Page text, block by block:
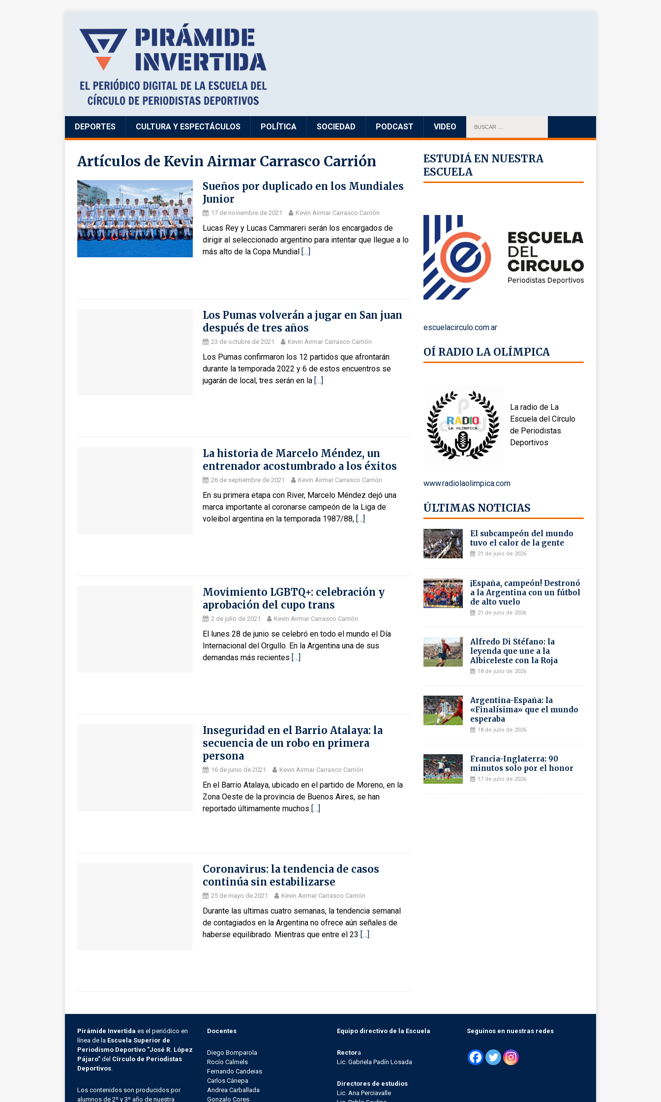
DEPORTES CULTURA Y ESPECTÁCULOS POLÍTICA SOCIEDAD PODCAST VIDEO
Artículos de Kevin Airmar Carrasco Carrión
Sueños por duplicado en los Mundiales
Junior
17 de noviembre de 2021 Kevin Airmar Carrasco Carrión
Lucas Rey y Lucas Cammareri serán los encargados de
dirigir al seleccionado argentino para intentar que llegue a lo
más alto de la Copa Mundial […]
Los Pumas volverán a jugar en San juan
después de tres años
23 de octubre de 2021 Kevin Airmar Carrasco Carrión
Los Pumas confirmaron los 12 partidos que afrontarán
durante la temporada 2022 y 6 de estos encuentros se
jugarán de local, tres serán en la […]
La historia de Marcelo Méndez, un
entrenador acostumbrado a los éxitos
26 de septiembre de 2021 Kevin Airmar Carrasco Carrión
En su primera etapa con River, Marcelo Méndez dejó una
marca importante al coronarse campeón de la Liga de
voleibol argentina en la temporada 1987/88, […]
Movimiento LGBTQ+: celebración y
aprobación del cupo trans
2 de julio de 2021 Kevin Airmar Carrasco Carrión
El lunes 28 de junio se celebró en todo el mundo el Día
Internacional del Orgullo. En la Argentina una de sus
demandas más recientes […]
Inseguridad en el Barrio Atalaya: la
secuencia de un robo en primera
persona
16 de junio de 2021 Kevin Airmar Carrasco Carrión
En el Barrio Atalaya, ubicado en el partido de Moreno, en la
Zona Oeste de la provincia de Buenos Aires, se han
reportado últimamente muchos […]
Coronavirus: la tendencia de casos
continúa sin estabilizarse
25 de mayo de 2021 Kevin Airmar Carrasco Carrión
Durante las ultimas cuatro semanas, la tendencia semanal
de contagiados en la Argentina no ofrece aún señales de
haberse equilibrado. Mientras que entre el 23 […]
ESTUDIÁ EN NUESTRA
ESCUELA
escuelacirculo.com.ar
OÍ RADIO LA OLÍMPICA
La radio de La
Escuela del Círculo
de Periodistas
Deportivos
www.radiolaolimpica.com
ÚLTIMAS NOTICIAS
El subcampeón del mundo
tuvo el calor de la gente
21 de julio de 2026
¡España, campeón! Destronó
a la Argentina con un fútbol
de alto vuelo
21 de julio de 2026
Alfredo Di Stéfano: la
leyenda que une a la
Albiceleste con la Roja
18 de julio de 2026
Argentina-España: la
«Finalísima» que el mundo
esperaba
18 de julio de 2026
Francia-Inglaterra: 90
minutos solo por el honor
17 de julio de 2026
Pirámide Invertida es el periódico en
línea de la Escuela Superior de
Periodismo Deportivo "José R. López
Pájaro" del Círculo de Periodistas
Deportivos
Los contenidos son producidos por
alumnos de 2º y 3º año de nuestra
Docentes
Diego Bomparola
Rocío Calmels
Fernando Candeias
Carlos Cánepa
Andrea Carballada
Gonzalo Cores
Equipo directivo de la Escuela
Rectora
Lic. Gabriela Padín Losada
Directores de estudios
Lic. Ana Perciavalle
Seguinos en nuestras redes